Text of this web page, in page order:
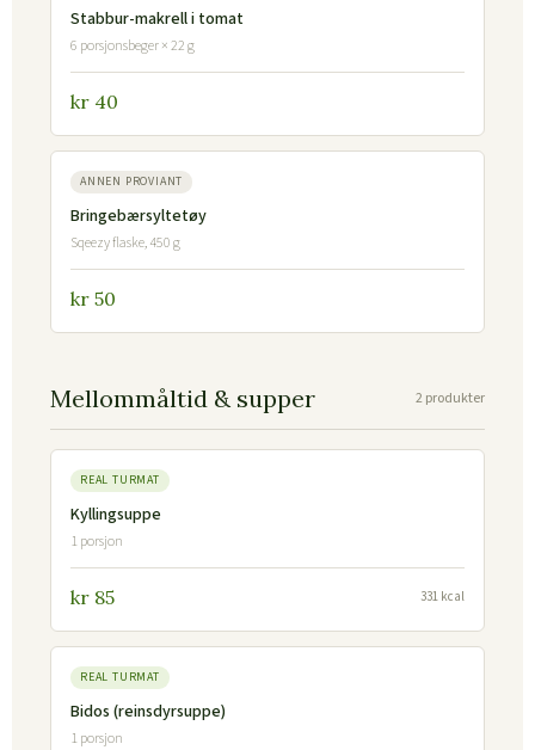
Stabbur-makrell i tomat
6 porsjonsbeger × 22 g
kr 40
ANNEN PROVIANT
Bringebærsyltetøy
Sqeezy flaske, 450 g
kr 50
Mellommåltid & supper 2 produkter
REAL TURMAT
Kyllingsuppe
1 porsjon
kr 85 331 kcal
REAL TURMAT
Bidos (reinsdyrsuppe)
1 porsjon